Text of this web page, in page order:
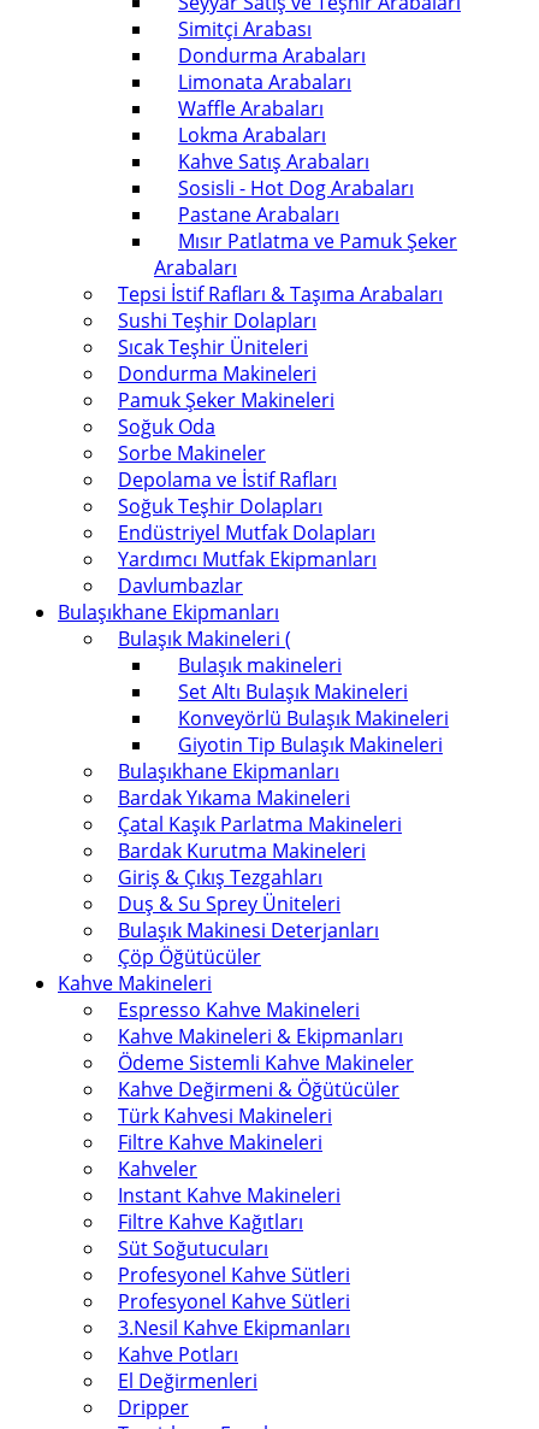
Simitçi Arabası
Dondurma Arabaları
Limonata Arabaları
Waffle Arabaları
Lokma Arabaları
Kahve Satış Arabaları
Sosisli - Hot Dog Arabaları
Pastane Arabaları
Mısır Patlatma ve Pamuk Şeker
Arabaları
Tepsi İstif Rafları & Taşıma Arabaları
Sushi Teşhir Dolapları
Sıcak Teşhir Üniteleri
Dondurma Makineleri
Pamuk Şeker Makineleri
Soğuk Oda
Sorbe Makineler
Depolama ve İstif Rafları
Soğuk Teşhir Dolapları
Endüstriyel Mutfak Dolapları
Yardımcı Mutfak Ekipmanları
Davlumbazlar
Bulaşıkhane Ekipmanları
Bulaşık Makineleri (
Bulaşık makineleri
Set Altı Bulaşık Makineleri
Konveyörlü Bulaşık Makineleri
Giyotin Tip Bulaşık Makineleri
Bulaşıkhane Ekipmanları
Bardak Yıkama Makineleri
Çatal Kaşık Parlatma Makineleri
Bardak Kurutma Makineleri
Giriş & Çıkış Tezgahları
Duş & Su Sprey Üniteleri
Bulaşık Makinesi Deterjanları
Çöp Öğütücüler
Kahve Makineleri
Espresso Kahve Makineleri
Kahve Makineleri & Ekipmanları
Ödeme Sistemli Kahve Makineler
Kahve Değirmeni & Öğütücüler
Türk Kahvesi Makineleri
Filtre Kahve Makineleri
Kahveler
Instant Kahve Makineleri
Filtre Kahve Kağıtları
Süt Soğutucuları
Profesyonel Kahve Sütleri
Profesyonel Kahve Sütleri
3.Nesil Kahve Ekipmanları
Kahve Potları
El Değirmenleri
Dripper